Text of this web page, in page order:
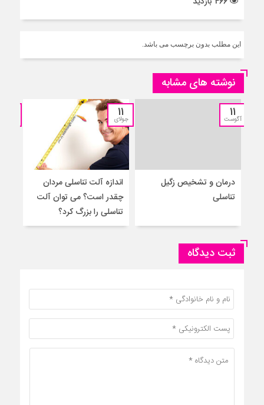
این مطلب بدون برچسب می باشد.
نوشته های مشابه
11
آگوست
درمان و تشخیص زگیل
تناسلی
11
جولای
اندازه آلت تناسلی مردان
چقدر است؟ می توان آلت
تناسلی را بزرگ کرد؟
ثبت دیدگاه